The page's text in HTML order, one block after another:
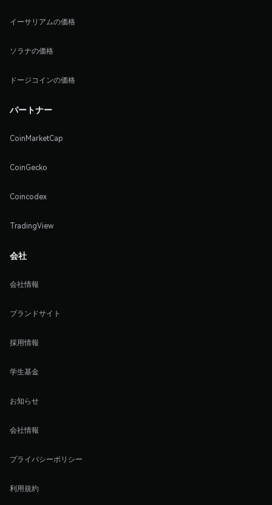
イーサリアムの価格
ソラナの価格
ドージコインの価格
パートナー
CoinMarketCap
CoinGecko
Coincodex
TradingView
会社
会社情報
ブランドサイト
採用情報
学生基金
お知らせ
会社情報
プライバシーポリシー
利用規約